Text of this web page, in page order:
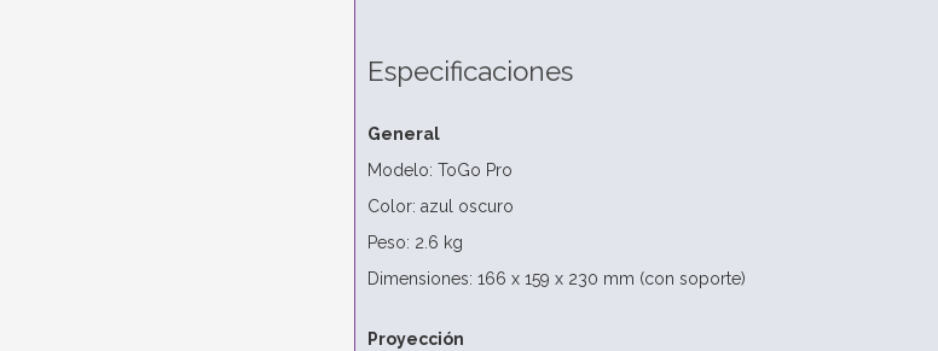
Especificaciones
General
Modelo: ToGo Pro
Color: azul oscuro
Peso: 2.6 kg
Dimensiones: 166 x 159 x 230 mm (con soporte)
Proyección